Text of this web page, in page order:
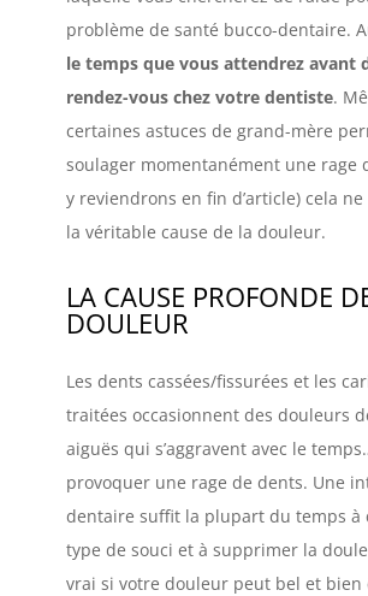
problème de santé bucco-dentaire.
le temps que vous attendrez avant
rendez-vous chez votre dentiste.
certaines astuces de grand-mère
soulager momentanément une rage
y reviendrons en fin d’article) cela
la véritable cause de la douleur.
LA CAUSE PROFONDE
DOULEUR
Les dents cassées/fissurées et les
traitées occasionnent des douleurs
aiguës qui s’aggravent avec le
provoquer une rage de dents. Une
dentaire suffit la plupart du temps à
type de souci et à supprimer la
vrai si votre douleur peut bel et bien